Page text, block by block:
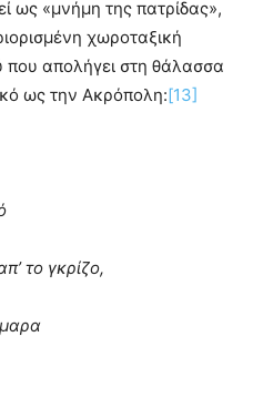
ως «μνήμη της πατρίδας»,
χωροταξική
που απολήγει στη θάλασσα
ως την Ακρόπολη:[13]
το γκρίζο,